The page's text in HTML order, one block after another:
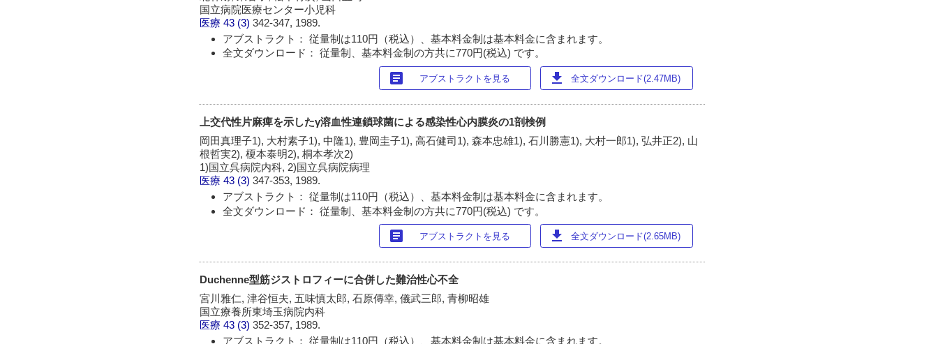
国立病院医療センター小児科
医療 43 (3)342-347, 1989.
アブストラクト： 従量制は110円（税込）、基本料金制は基本料金に含まれます。
全文ダウンロード： 従量制、基本料金制の方共に770円(税込) です。
article アブストラクトを見る download 全文ダウンロード(2.47MB)
上交代性片麻痺を示したγ溶血性連鎖球菌による感染性心内膜炎の1剖検例
岡田真理子1), 大村素子1), 中隆1), 豊岡圭子1), 高石健司1), 森本忠雄1), 石川勝憲1), 大村一郎1), 弘井正2), 山
根哲実2), 榎本泰明2), 桐本孝次2)
1)国立呉病院内科, 2)国立呉病院病理
医療 43 (3)347-353, 1989.
アブストラクト： 従量制は110円（税込）、基本料金制は基本料金に含まれます。
全文ダウンロード： 従量制、基本料金制の方共に770円(税込) です。
article アブストラクトを見る download 全文ダウンロード(2.65MB)
Duchenne型筋ジストロフィーに合併した難治性心不全
宮川雅仁, 津谷恒夫, 五味慎太郎, 石原傳幸, 儀武三郎, 青柳昭雄
国立療養所東埼玉病院内科
医療 43 (3)352-357, 1989.
アブストラクト： 従量制は110円（税込）、基本料金制は基本料金に含まれます。